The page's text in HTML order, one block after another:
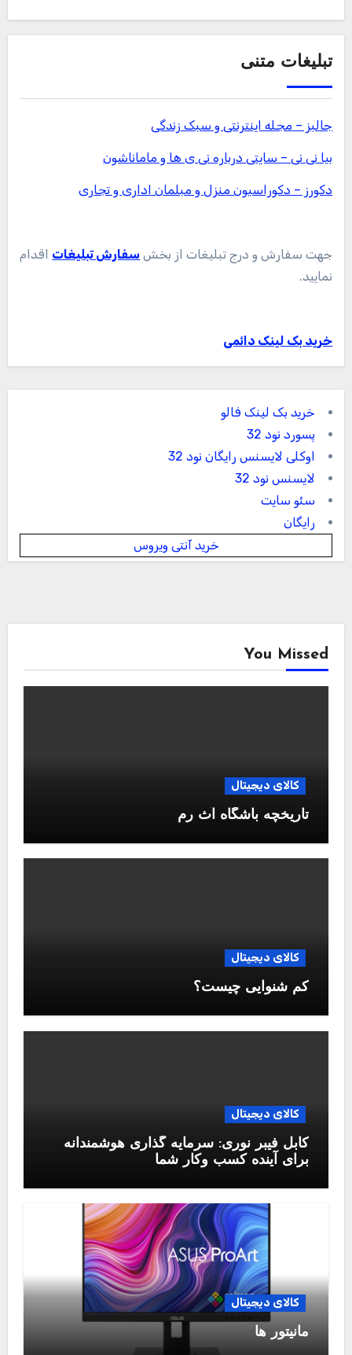
تبلیغات متنی
جالبز – مجله اینترنتی و سبک زندگی
بیا نی نی – سایتی درباره نی ی ها و ماماناشون
دکورز – دکوراسیون منزل و مبلمان اداری و تجاری
جهت سفارش و درج تبلیغات از بخش سفارش تبلیغات اقدام
نمایید.
خرید بک لینک دائمی
خرید بک لینک فالو
پسورد نود 32
اوکلی لایسنس رایگان نود 32
لایسنس نود 32
سئو سایت
رایگان
خرید آنتی ویروس
You Missed
کالای دیجیتال
تاریخچه باشگاه آث رم
کالای دیجیتال
کم شنوایی چیست؟
کالای دیجیتال
کابل فیبر نوری: سرمایه گذاری هوشمندانه
برای آینده کسب وکار شما
کالای دیجیتال
مانیتور ها